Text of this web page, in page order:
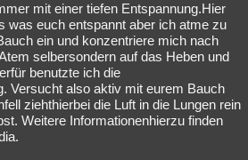
mit einer tiefen Entspannung.Hier
was euch entspannt aber ich atme zu
ein und konzentriere mich nach
selbersondern auf das Heben und
benutzte ich die
Versucht also aktiv mit eurem Bauch
ziehthierbei die Luft in die Lungen rein
Weitere Informationenhierzu finden